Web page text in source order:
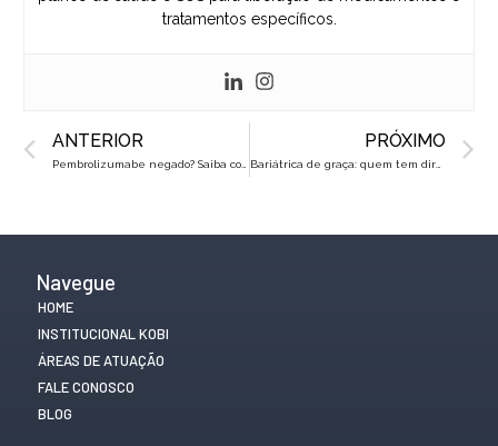
tratamentos específicos.
Prev
ANTERIOR PRÓXIMO
Bariátrica de graça: quem tem direito e como conseguir pelo SUS ou plano
Navegue
HOME
INSTITUCIONAL KOBI
ÁREAS DE ATUAÇÃO
FALE CONOSCO
BLOG